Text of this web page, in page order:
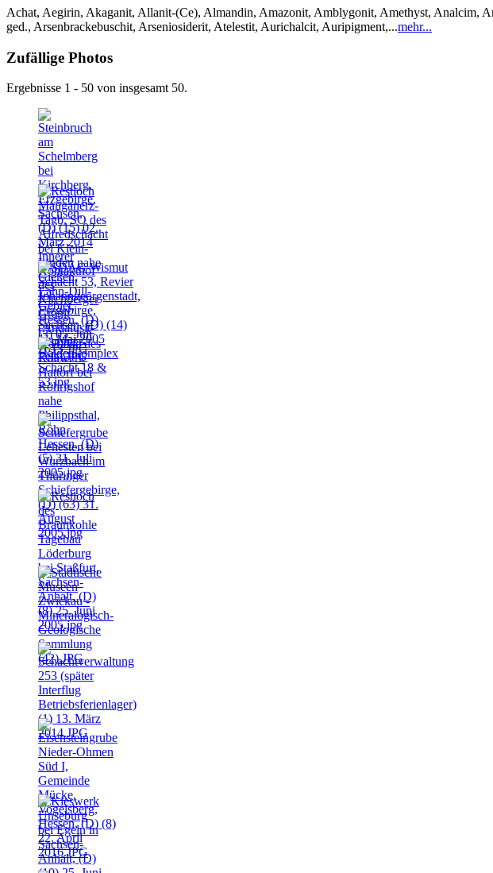
Achat, Aegirin, Akaganit, Allanit-(Ce), Almandin, Amazonit, Amblygonit, Amethyst,
ged., Arsenbrackebuschit, Arseniosiderit, Atelestit, Aurichalcit, Auripigment,...mehr...
Zufällige Photos
Ergebnisse 1 - 50 von insgesamt 50.